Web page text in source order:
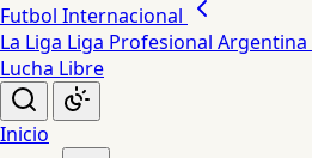
Futbol Internacional
La Liga Liga Profesional Argentina
Lucha Libre
Inicio